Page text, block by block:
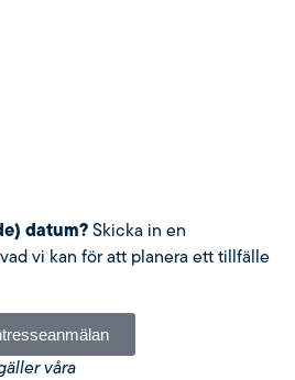
datum? Skicka in en
vi kan för att planera ett tillfälle
våra